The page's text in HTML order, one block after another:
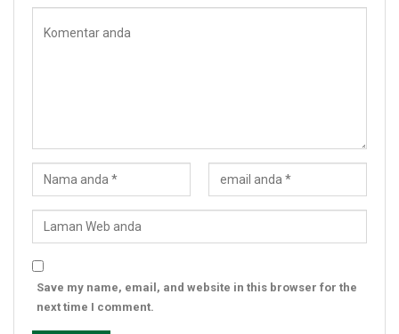
Save my name, email, and website in this browser for the
next time I comment.